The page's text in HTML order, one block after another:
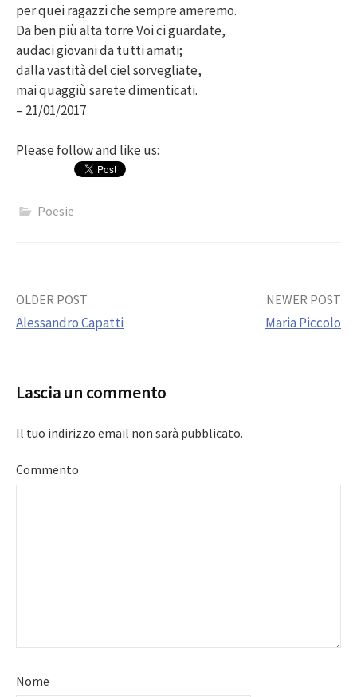
per quei ragazzi che sempre ameremo.
Da ben più alta torre Voi ci guardate,
audaci giovani da tutti amati;
dalla vastità del ciel sorvegliate,
mai quaggiù sarete dimenticati.
– 21/01/2017
Please follow and like us:
Poesie
Post
OLDER POST
Alessandro Capatti
NEWER POST
Maria Piccolo
Lascia un commento
Il tuo indirizzo email non sarà pubblicato.
Commento
Nome